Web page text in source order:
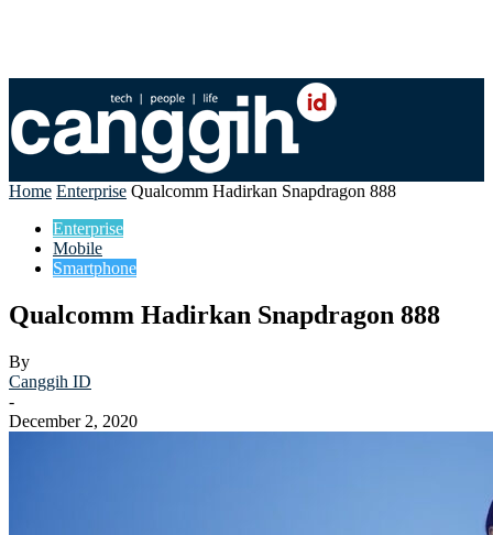
Home Enterprise Qualcomm Hadirkan Snapdragon 888
Enterprise
Mobile
Smartphone
Qualcomm Hadirkan Snapdragon 888
By
Canggih ID
-
December 2, 2020